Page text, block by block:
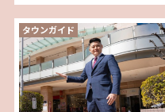
タウンガイド